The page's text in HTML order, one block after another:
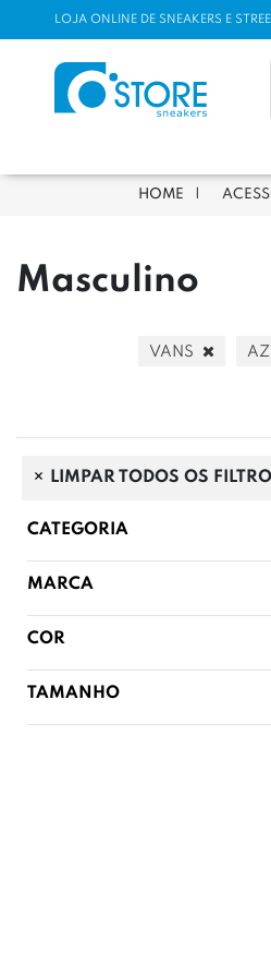
LOJA ONLINE DE SNEAKERS E
Masculino
LIMPAR TODOS OS
CATEGORIA
MARCA
COR
TAMANHO
VANS